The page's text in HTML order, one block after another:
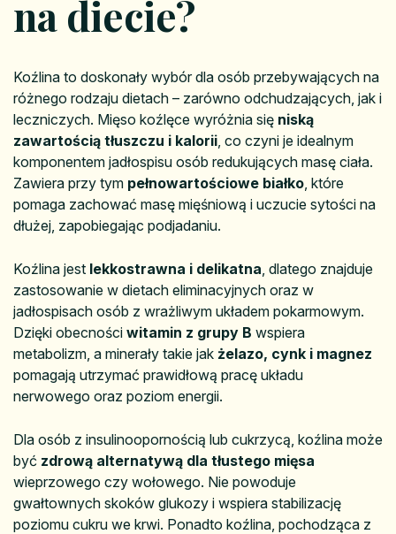
na diecie?
Koźlina to doskonały wybór dla osób przebywających na
różnego rodzaju dietach – zarówno odchudzających, jak i
leczniczych. Mięso koźlęce wyróżnia się niską
zawartością tłuszczu i kalorii , co czyni je idealnym
komponentem jadłospisu osób redukujących masę ciała.
Zawiera przy tym pełnowartościowe białko , które
pomaga zachować masę mięśniową i uczucie sytości na
dłużej, zapobiegając podjadaniu.
Koźlina jest lekkostrawna i delikatna , dlatego znajduje
zastosowanie w dietach eliminacyjnych oraz w
jadłospisach osób z wrażliwym układem pokarmowym.
Dzięki obecności witamin z grupy B wspiera
metabolizm, a minerały takie jak żelazo, cynk i magnez
pomagają utrzymać prawidłową pracę układu
nerwowego oraz poziom energii.
Dla osób z insulinoopornością lub cukrzycą, koźlina może
być zdrową alternatywą dla tłustego mięsa
wieprzowego czy wołowego. Nie powoduje
gwałtownych skoków glukozy i wspiera stabilizację
poziomu cukru we krwi. Ponadto koźlina, pochodząca z